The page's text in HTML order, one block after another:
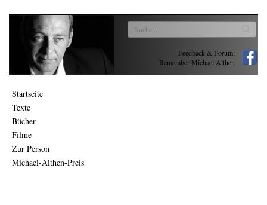
Feedback & Forum:
Remember Michael Althen
Startseite
Texte
Bücher
Filme
Zur Person
Michael-Althen-Preis